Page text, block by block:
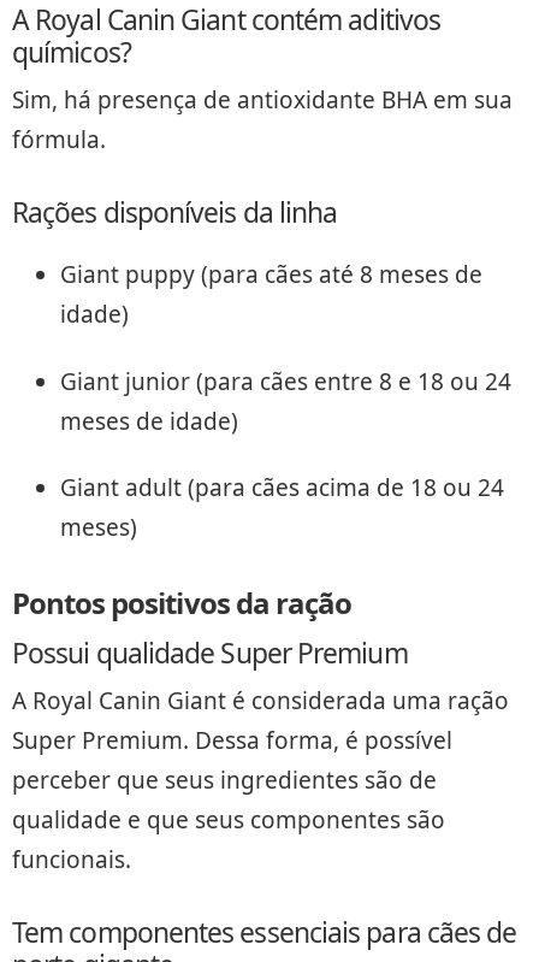
A Royal Canin Giant contém aditivos
químicos?
Sim, há presença de antioxidante BHA em sua
fórmula.
Rações disponíveis da linha
Giant puppy (para cães até 8 meses de
idade)
Giant junior (para cães entre 8 e 18 ou 24
meses de idade)
Giant adult (para cães acima de 18 ou 24
meses)
Pontos positivos da ração
Possui qualidade Super Premium
A Royal Canin Giant é considerada uma ração
Super Premium. Dessa forma, é possível
perceber que seus ingredientes são de
qualidade e que seus componentes são
funcionais.
Tem componentes essenciais para cães de